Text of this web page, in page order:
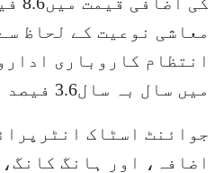
معاشی نوعیت کے لحاظ
انتظام کاروباری
میں سال بہ سال3.6 فیصد اضافہ ہوا۔
اضافہ، اور ہانگ